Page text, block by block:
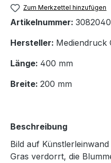
Zum Merkzettel hinzufügen
Artikelnummer: 3082040
Hersteller: Mediendruck
Länge: 400 mm
Breite: 200 mm
Beschreibung
Bild auf
Gras verdorrt, die